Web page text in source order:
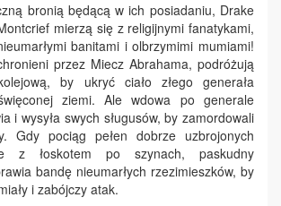
bronią będącą w ich posiadaniu, Drake
mierzą się z religijnymi fanatykami,
banitami i olbrzymimi mumiami!
przez Miecz Abrahama, podróżują
by ukryć ciało złego generała
ziemi. Ale wdowa po generale
i wysyła swych sługusów, by zamordowali
Gdy pociąg pełen dobrze uzbrojonych
z łoskotem po szynach, paskudny
bandę nieumarłych rzezimieszków, by
i zabójczy atak.